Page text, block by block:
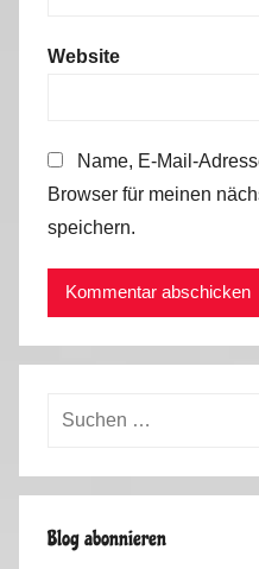
Website
Name, E-Mail-
Browser für meinen
speichern.
Suchen
Blog abonnieren